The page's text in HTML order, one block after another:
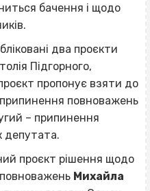
бачення і щодо
два проєкти
Підгорного,
пропонує взяти до
повноважень
– припинення
депутата.
проєкт рішення щодо
Михайла